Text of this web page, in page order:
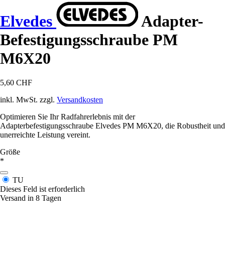
Elvedes
Adapter-
Befestigungsschraube PM
M6X20
5,60 CHF
inkl. MwSt. zzgl. Versandkosten
Optimieren Sie Ihr Radfahrerlebnis mit der
Adapterbefestigungsschraube Elvedes PM M6X20, die Robustheit und
unerreichte Leistung vereint.
Größe
*
TU
Dieses Feld ist erforderlich
Versand in 8 Tagen